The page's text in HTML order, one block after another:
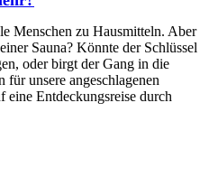
Menschen zu Hausmitteln. Aber
Sauna? Könnte der Schlüssel
oder birgt der Gang in die
unsere angeschlagenen
eine Entdeckungsreise durch